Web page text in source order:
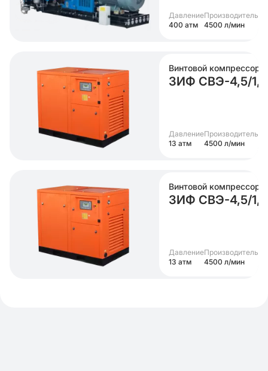
Давление
400 атм
4500 л/мин
Винтовой компрессор
ЗИФ СВЭ-4,5/
Давление
13 атм
4500 л/мин
Винтовой компрессор
ЗИФ СВЭ-4,5/
Давление
13 атм
4500 л/мин